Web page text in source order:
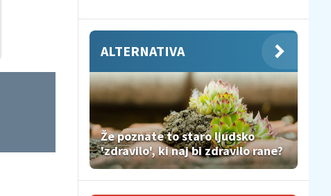
ALTERNATIVA
Že poznate to staro ljudsko
'zdravilo', ki naj bi zdravilo rane?